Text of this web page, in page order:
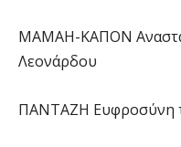
ΜΑΜΑΗ-ΚΑΠΟΝ
Λεονάρδου
ΠΑΝΤΑΖΗ Ευφροσύνη